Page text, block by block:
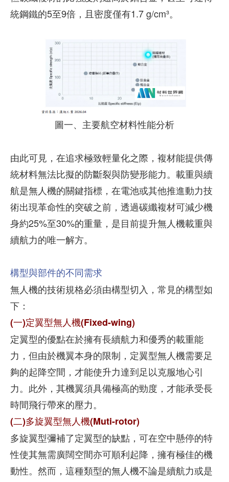
統鋼鐵的5至9倍，且密度僅有1.7 g/cm³。
圖一、主要航空材料性能分析
由此可見，在追求極致輕量化之際，複材能提供傳
統材料無法比擬的防斷裂與防變形能力。載重與續
航是無人機的關鍵指標，在電池或其他推進動力技
術出現革命性的突破之前，透過碳纖複材可減少機
身約25%至30%的重量，是目前提升無人機載重與
續航力的唯一解方。
構型與部件的不同需求
無人機的技術規格必須由構型切入，常見的構型如
下：
(一)定翼型無人機(Fixed-wing)
定翼型的優點在於擁有長續航力和優秀的載重能
力，但由於機翼本身的限制，定翼型無人機需要足
夠的起降空間，才能使升力達到足以克服地心引
力。此外，其機翼須具備極高的勁度，才能承受長
時間飛行帶來的壓力。
(二)多旋翼型無人機(Muti-rotor)
多旋翼型彌補了定翼型的缺點，可在空中懸停的特
性使其無需廣闊空間亦可順利起降，擁有極佳的機
動性。然而，這種類型的無人機不論是續航力或是